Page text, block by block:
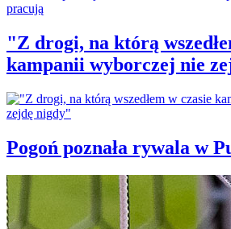
"Z drogi, na którą
kampanii wyborczej nie
Pogoń poznała rywala w